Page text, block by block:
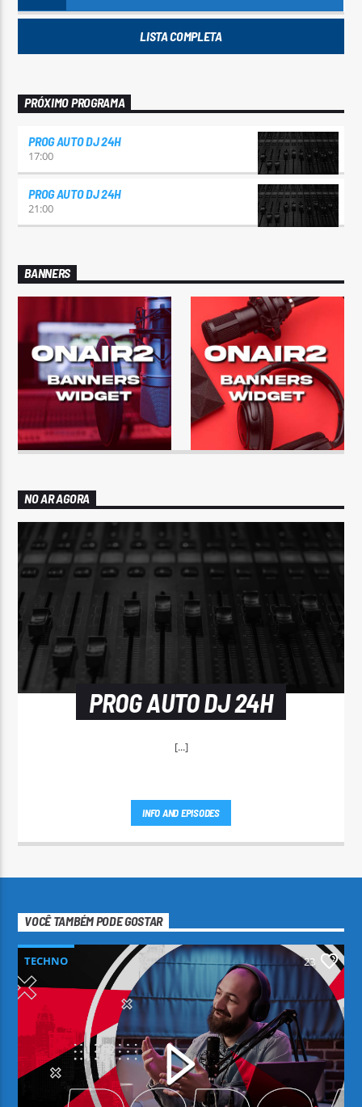
LISTA COMPLETA
PRÓXIMO PROGRAMA
PROG AUTO DJ 24H
17:00
PROG AUTO DJ 24H
21:00
BANNERS
NO AR AGORA
PROG AUTO DJ 24H
[...]
INFO AND EPISODES
VOCÊ TAMBÉM PODE GOSTAR
TECHNO 23